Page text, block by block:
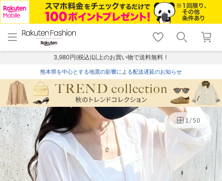
menu home
トップ
shopping_cart lock_outline
ログイン
3,980円(税込)以上のお買い物で送料無料！
熊本県を中心とする地震の影響による配送遅延のお知らせ
1/50